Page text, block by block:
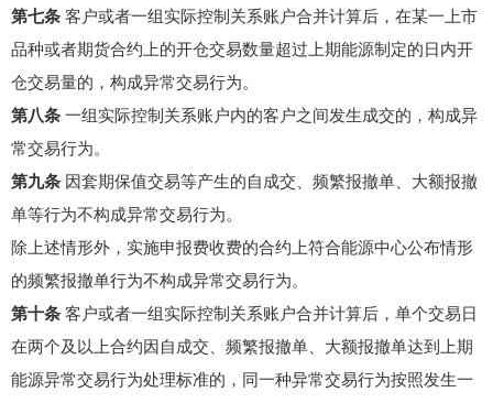
第七条 客户或者一组实际控制关系账户合并计算后，在某一上市
品种或者期货合约上的开仓交易数量超过上期能源制定的日内开
仓交易量的，构成异常交易行为。
第八条 一组实际控制关系账户内的客户之间发生成交的，构成异
常交易行为。
第九条 因套期保值交易等产生的自成交、频繁报撤单、大额报撤
单等行为不构成异常交易行为。
除上述情形外，实施申报费收费的合约上符合能源中心公布情形
的频繁报撤单行为不构成异常交易行为。
第十条 客户或者一组实际控制关系账户合并计算后，单个交易日
在两个及以上合约因自成交、频繁报撤单、大额报撤单达到上期
能源异常交易行为处理标准的，同一种异常交易行为按照发生一